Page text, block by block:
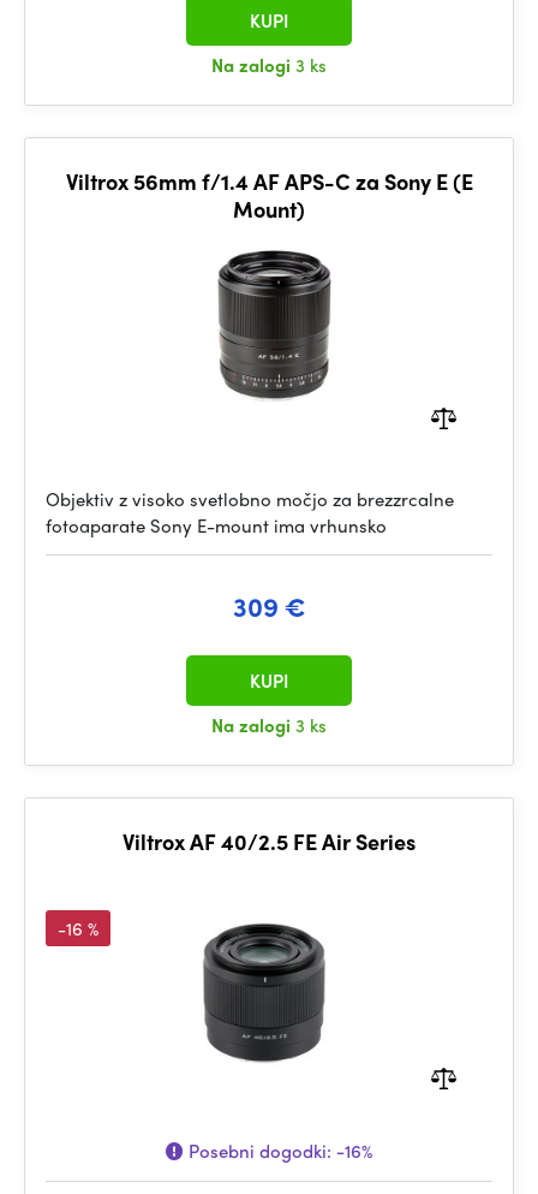
Na zalogi 3 ks
KUPI
Viltrox 56mm f/1.4 AF APS-C za Sony E (E
Mount)
Objektiv z visoko svetlobno močjo za brezzrcalne
fotoaparate Sony E-mount ima vrhunsko
309 €
Na zalogi 3 ks
KUPI
Viltrox AF 40/2.5 FE Air Series
-16 %
Posebni dogodki: -16%